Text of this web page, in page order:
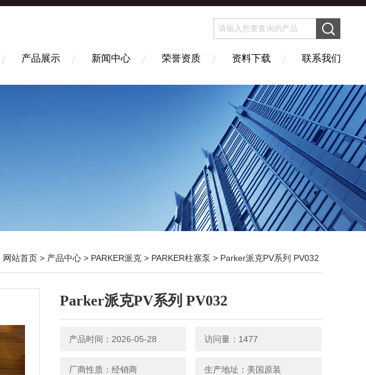
产品展示 新闻中心 荣誉资质 资料下载 联系我们
网站首页 > 产品中心 > PARKER派克 > PARKER柱塞泵 > Parker派克PV系列 PV032
Parker派克PV系列 PV032
产品时间：2026-05-28 访问量：1477
厂商性质：经销商 生产地址：美国原装